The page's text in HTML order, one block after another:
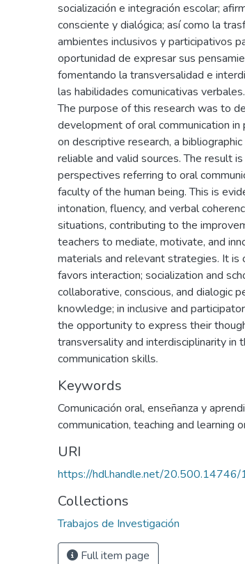
socialización e integración escolar;
consciente y dialógica; así como la
ambientes inclusivos y participativos
oportunidad de expresar sus
fomentando la transversalidad e
las habilidades comunicativas verbales.
The purpose of this research was to
development of oral communication
on descriptive research, a
reliable and valid sources. The result
perspectives referring to oral
faculty of the human being. This is
intonation, fluency, and verbal
situations, contributing to the
teachers to mediate, motivate, and
materials and relevant strategies. It is
favors interaction; socialization and
collaborative, conscious, and dialogic
knowledge; in inclusive and
the opportunity to express their
transversality and interdisciplinarity in
communication skills.
Keywords
Comunicación oral, enseñanza y
communication, teaching and learning
URI
https://hdl.handle.net/20.500.14746/
Collections
Trabajos de Investigación
Full item page